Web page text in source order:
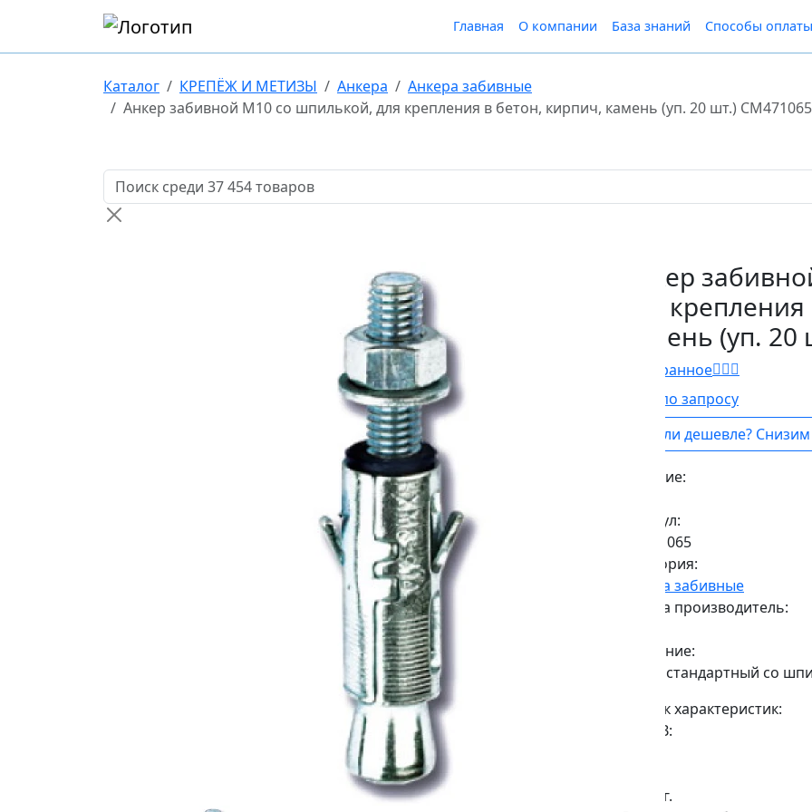
Главная О компании База знаний Способы оплаты
Каталог КРЕПЁЖ И МЕТИЗЫ Анкера
Анкера забивные
Анкер забивной М10 со шпилькой, для крепления в бетон, кирпич, камень (уп. 20 шт.) CM471065
Поиск товаров по названию или артикулу
Анкер
для
камень (уп.
В Избранное
Цена по запросу
Нашли дешевле?
Наличие:
Артикул:
CM471065
Категория:
Анкера забивные
Страна производитель:
Описание:
Анкер стандартный со
Список характеристик:
ДxШxВ:
0,086кг.